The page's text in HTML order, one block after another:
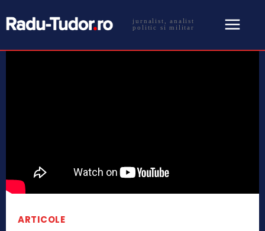
jurnalist, analist
politic si militar
ARTICOLE